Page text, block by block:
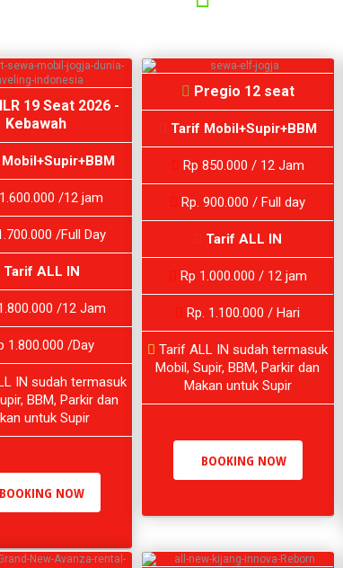
19 Seat 2026 -
Kebawah
/12 jam
/Full Day
Tarif ALL IN
/12 Jam
1.800.000 /Day
IN sudah termasuk
BBM, Parkir dan
untuk Supir
BOOKING NOW
Pregio 12 seat
Tarif Mobil+Supir+BBM
Rp 850.000 / 12 Jam
Rp. 900.000 / Full day
Tarif ALL IN
Rp 1.000.000 / 12 jam
Rp. 1.100.000 / Hari
Tarif ALL IN sudah termasuk
Mobil, Supir, BBM, Parkir dan
Makan untuk Supir
BOOKING NOW